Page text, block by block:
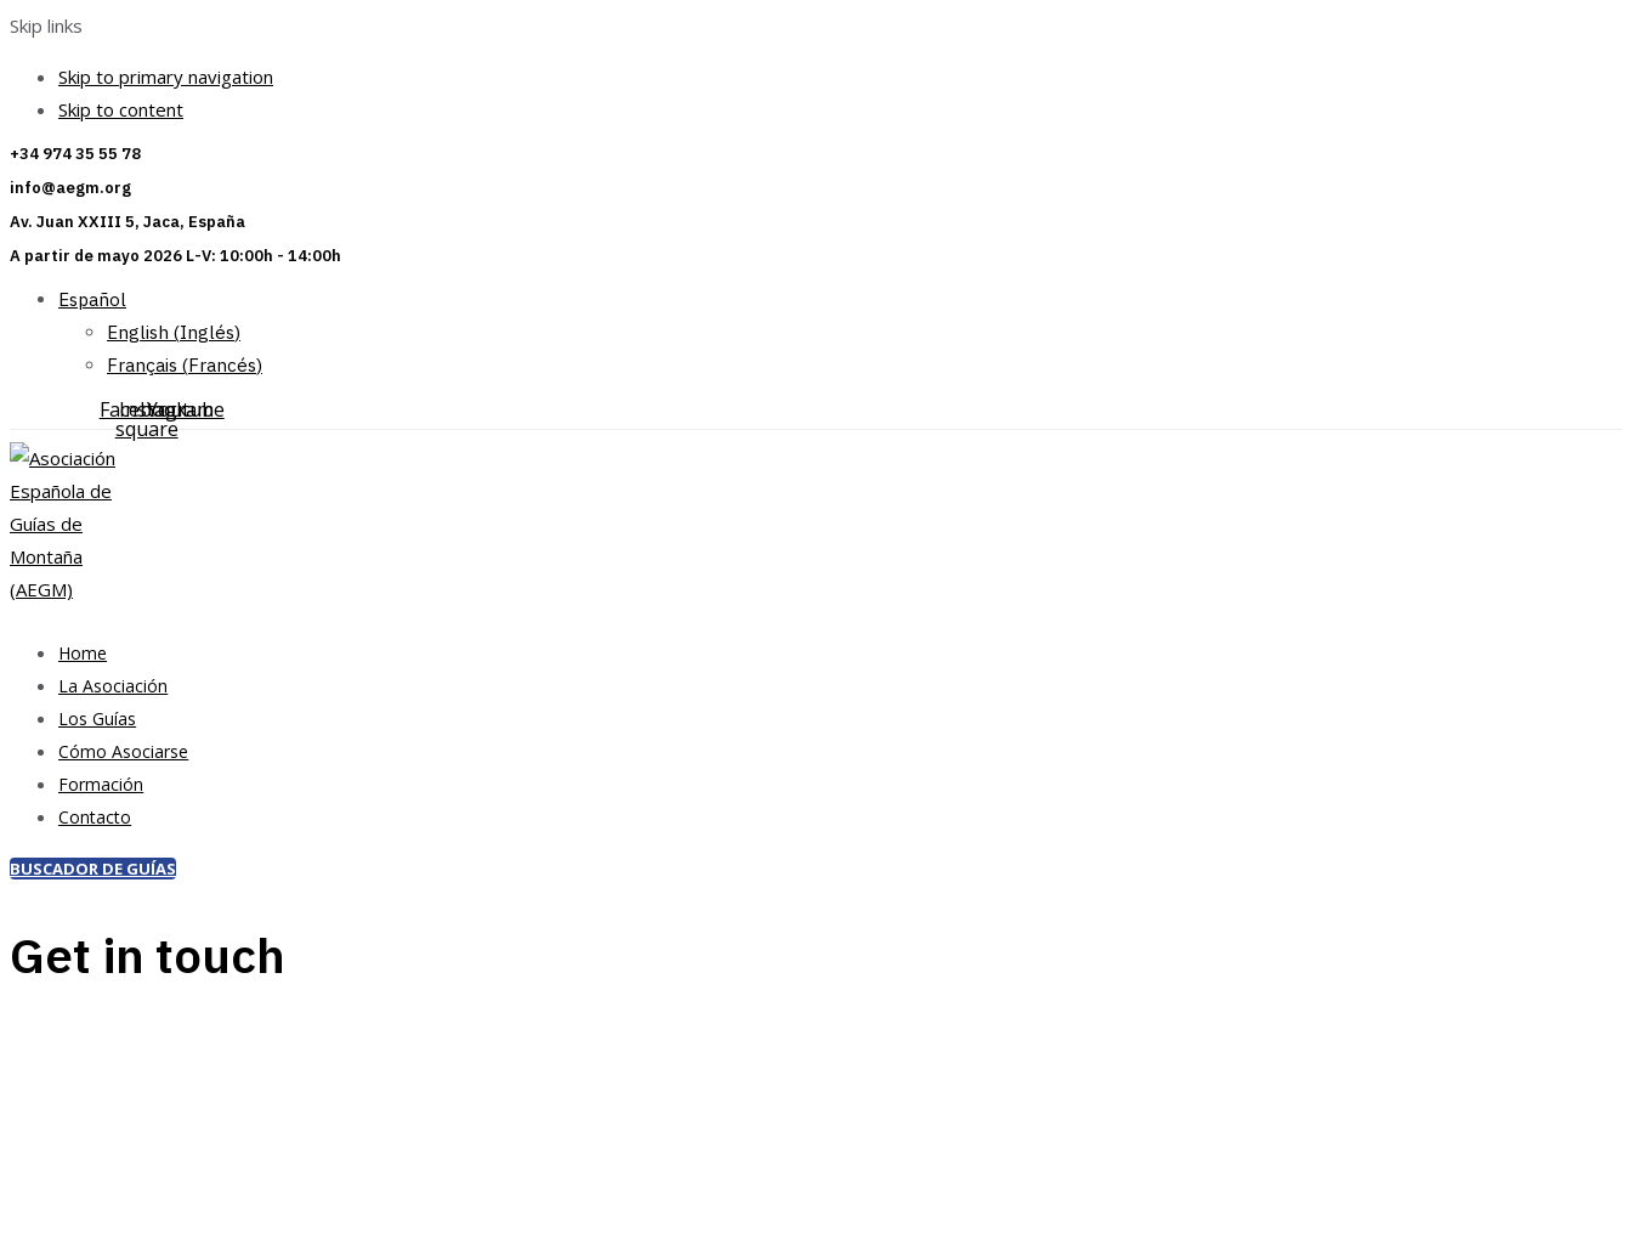
Skip links
Skip to primary navigation
Skip to content
+34 974 35 55 78
info@aegm.org
Av. Juan XXIII 5, Jaca, España
A partir de mayo 2026 L-V: 10:00h - 14:00h
Español
English (Inglés)
Français (Francés)
Facebook-
square
Instagram
Youtube
Home
La Asociación
Los Guías
Cómo Asociarse
Formación
Contacto
BUSCADOR DE GUÍAS
Get in touch